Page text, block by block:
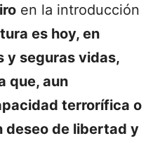
en la introducción
es hoy, en
y seguras vidas,
que, aun
terrorífica o
deseo de libertad y